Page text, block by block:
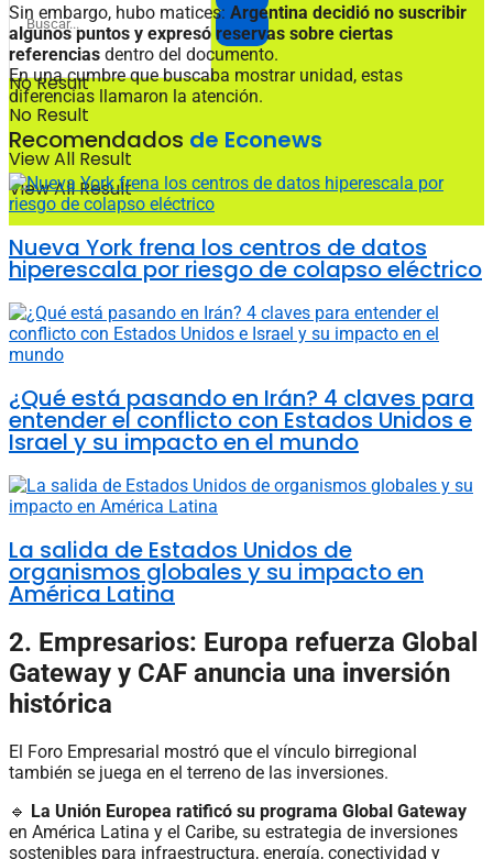
No Result
View All Result
No Result
View All Result
Sin embargo, hubo matices: Argentina decidió no suscribir
algunos puntos y expresó reservas sobre ciertas
referencias dentro del documento.
En una cumbre que buscaba mostrar unidad, estas
diferencias llamaron la atención.
Recomendados de Econews
Nueva York frena los centros de datos
hiperescala por riesgo de colapso eléctrico
¿Qué está pasando en Irán? 4 claves para
entender el conflicto con Estados Unidos e
Israel y su impacto en el mundo
La salida de Estados Unidos de
organismos globales y su impacto en
América Latina
2. Empresarios: Europa refuerza Global
Gateway y CAF anuncia una inversión
histórica
El Foro Empresarial mostró que el vínculo birregional
también se juega en el terreno de las inversiones.
🔹 La Unión Europea ratificó su programa Global Gateway
en América Latina y el Caribe, su estrategia de inversiones
sostenibles para infraestructura, energía, conectividad y